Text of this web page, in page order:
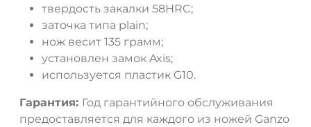
твердость закалки 58HRC;
заточка типа plain;
нож весит 135 грамм;
установлен замок Axis;
используется пластик G10.
Гарантия: Год гарантийного обслуживания
предоставляется для каждого из ножей Ganzo